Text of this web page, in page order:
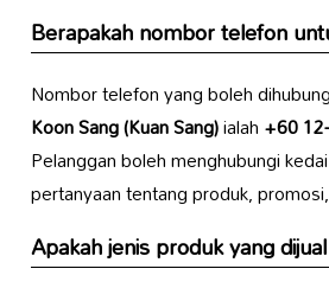
Berapakah nombor telefon
Nombor telefon yang boleh
Koon Sang (Kuan Sang)ialah+60
Pelanggan boleh menghubungi
pertanyaan tentang produk,
Apakah jenis produk yang